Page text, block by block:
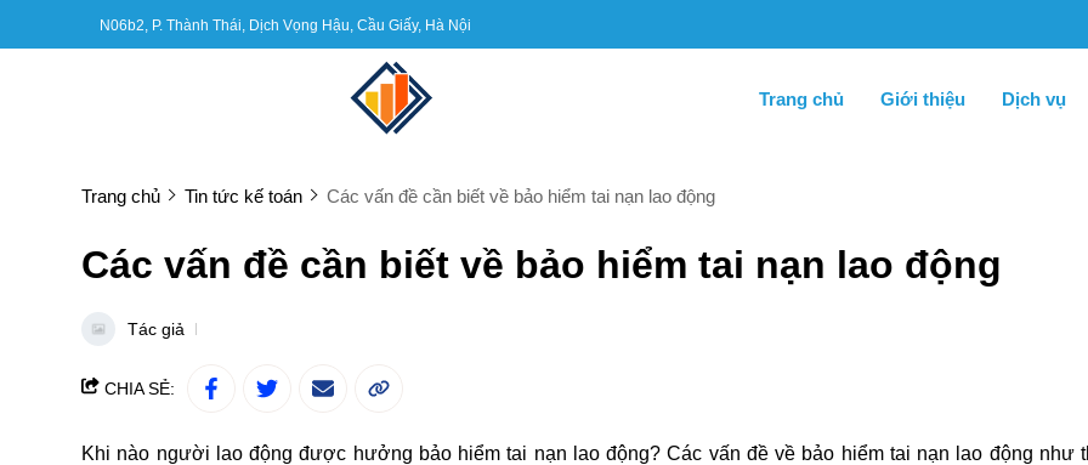
N06b2, P. Thành Thái, Dịch Vọng Hậu, Cầu Giấy, Hà Nội
Trang chủ Giới thiệu Dịch vụ
Trang chủ Tin tức kế toán Các vấn đề cần biết về bảo hiểm tai nạn lao động
Các vấn đề cần biết về bảo hiểm tai nạn lao động
Tác giả
CHIA SẺ:
Khi nào người lao động được hưởng bảo hiểm tai nạn lao động? Các vấn đề về bảo hiểm tai nạn lao động như